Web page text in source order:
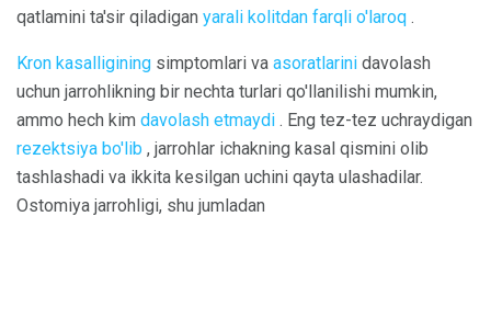
qatlamini ta'sir qiladigan yarali kolitdan farqli o'laroq .
Kron kasalligining simptomlari va asoratlarini davolash
uchun jarrohlikning bir nechta turlari qo'llanilishi mumkin,
ammo hech kim davolash etmaydi . Eng tez-tez uchraydigan
rezektsiya bo'lib , jarrohlar ichakning kasal qismini olib
tashlashadi va ikkita kesilgan uchini qayta ulashadilar.
Ostomiya jarrohligi, shu jumladan